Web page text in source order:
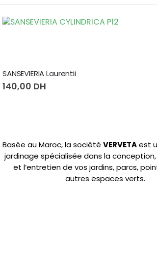
ANTHURIUM ANDRAEANUM
150,00 DH
Basée au Maroc, la société VERVETAest
jardinage spécialisée dans la
et l’entretien de vos jardins, parcs,
autres espaces verts.